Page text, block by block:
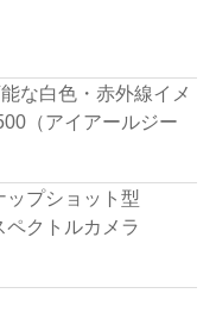
な白色・赤外線イメ
（アイアールジー
ップショット型
ペクトルカメラ